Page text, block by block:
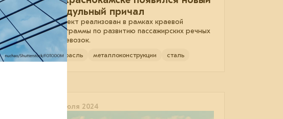
модульный причал
Проект реализован в рамках краевой
программы по развитию пассажирских речных
перевозок.
отрасль металлоконструкции сталь
15 июля 2024